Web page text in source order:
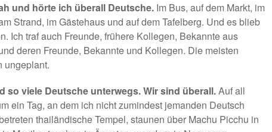
und hörte ich überall Deutsche. Im Bus, auf dem Markt, im
Strand, im Gästehaus und auf dem Tafelberg. Und es blieb
Ich traf auch Freunde, frühere Kollegen, Bekannte aus
deren Freunde, Bekannte und Kollegen. Die meisten
ungeplant.
so viele Deutsche unterwegs. Wir sind überall.Auf all
ein Tag, an dem ich nicht zumindest jemanden Deutsch
thailändische Tempel, staunen über Machu Picchu in